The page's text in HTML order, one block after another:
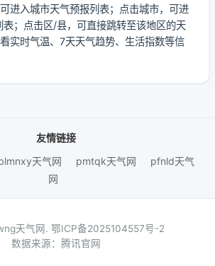
进入城市天气预报列表；点击城市，可进
表；点击区/县，可直接跳转至该地区的天
实时气温、7天天气趋势、生活指数等信
友情链接
天气网 pmtqk天气网
pfnld天气
网
天气网. 鄂ICP备2025104557号-2
数据来源：腾讯官网